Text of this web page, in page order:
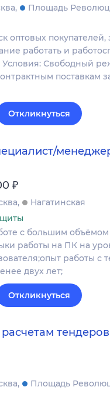
Площадь
оптовых покупателей,
работать и
Условия: Свободный
поставкам
Откликнуться
₽
Нагатинская
с большим объёмом
работы на ПК на
работы с
двух лет;
Откликнуться
тендеров
Площадь